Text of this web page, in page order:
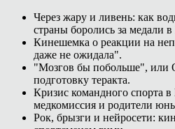
Через жару и ливень: как
страны боролись за медали
Кинешемка о реакции на
даже не ожидала".
"Мозгов бы побольше", или
подготовку теракта.
Кризис командного спорта
медкомиссия и родители
Рок, брызги и нейросети: